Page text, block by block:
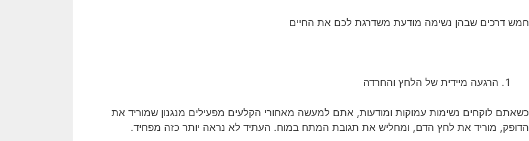
חמש דרכים שבהן נשימה מודעת משדרגת לכם את החיים
הרגעה מיידית של הלחץ והחרדה
כשאתם לוקחים נשימות עמוקות ומודעות, אתם למעשה מאחורי הקלעים מפעילים מנגנון שמוריד את
הדופק, מוריד את לחץ הדם, ומחליש את תגובת המתח במוח. העתיד לא נראה יותר כזה מפחיד.